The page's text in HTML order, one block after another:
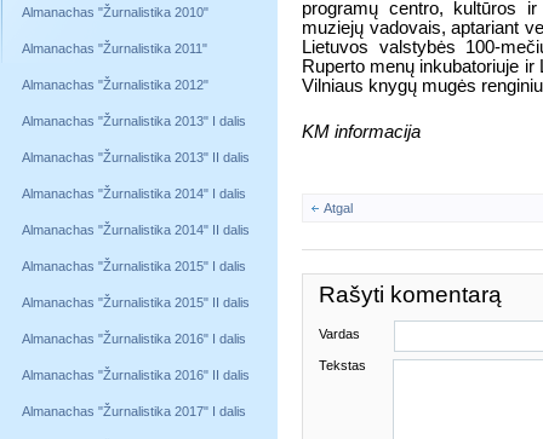
Almanachas "Žurnalistika 2010"
Almanachas "Žurnalistika 2011"
Almanachas "Žurnalistika 2012"
Almanachas "Žurnalistika 2013" I dalis
Almanachas "Žurnalistika 2013" II dalis
Almanachas "Žurnalistika 2014" I dalis
Almanachas "Žurnalistika 2014" II dalis
Almanachas "Žurnalistika 2015" I dalis
Almanachas "Žurnalistika 2015" II dalis
Almanachas "Žurnalistika 2016" I dalis
Almanachas "Žurnalistika 2016" II dalis
Almanachas "Žurnalistika 2017" I dalis
programų centro, kultūros
muziejų vadovais, aptariant
Lietuvos valstybės 100-
Ruperto menų inkubatoriuje
Vilniaus knygų mugės
KM informacija
Atgal
Rašyti komentarą
Vardas
Tekstas